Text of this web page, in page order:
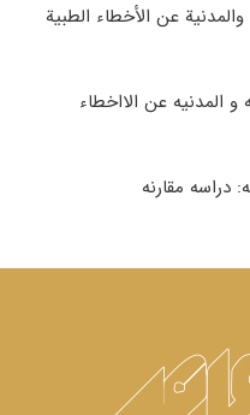
والمدنیة عن الأخطاء الطبیة
و المدنیه عن الااخطاء
دراسه مقارنه